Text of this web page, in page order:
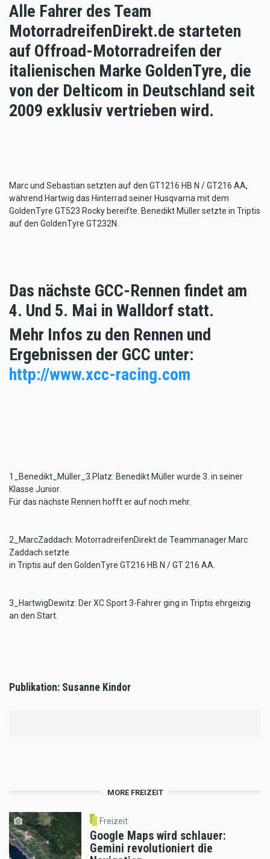
Alle Fahrer des Team
MotorradreifenDirekt.de starteten
auf Offroad-Motorradreifen der
italienischen Marke GoldenTyre, die
von der Delticom in Deutschland seit
2009 exklusiv vertrieben wird.
Marc und Sebastian setzten auf den GT1216 HB N / GT216 AA,
während Hartwig das Hinterrad seiner Husqvarna mit dem
GoldenTyre GT523 Rocky bereifte. Benedikt Müller setzte in Triptis
auf den GoldenTyre GT232N.
Das nächste GCC-Rennen findet am
4. Und 5. Mai in Walldorf statt.
Mehr Infos zu den Rennen und
Ergebnissen der GCC unter:
http://www.xcc-racing.com
1_Benedikt_Müller_3.Platz: Benedikt Müller wurde 3. in seiner
Klasse Junior.
Für das nächste Rennen hofft er auf noch mehr.
2_MarcZaddach: MotorradreifenDirekt.de Teammanager Marc
Zaddach setzte
in Triptis auf den GoldenTyre GT216 HB N / GT 216 AA.
3_HartwigDewitz: Der XC Sport 3-Fahrer ging in Triptis ehrgeizig
an den Start.
Publikation: Susanne Kindor
MORE FREIZEIT
Freizeit
Google Maps wird schlauer:
Gemini revolutioniert die